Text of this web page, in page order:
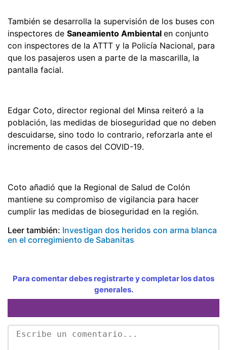
También se desarrolla la supervisión de los buses con
inspectores de Saneamiento Ambiental en conjunto
con inspectores de la ATTT y la Policía Nacional, para
que los pasajeros usen a parte de la mascarilla, la
pantalla facial.
Edgar Coto, director regional del Minsa reiteró a la
población, las medidas de bioseguridad que no deben
descuidarse, sino todo lo contrario, reforzarla ante el
incremento de casos del COVID-19.
Coto añadió que la Regional de Salud de Colón
mantiene su compromiso de vigilancia para hacer
cumplir las medidas de bioseguridad en la región.
Leer también: Investigan dos heridos con arma blanca
en el corregimiento de Sabanitas
Para comentar debes registrarte y completar los datos
generales.